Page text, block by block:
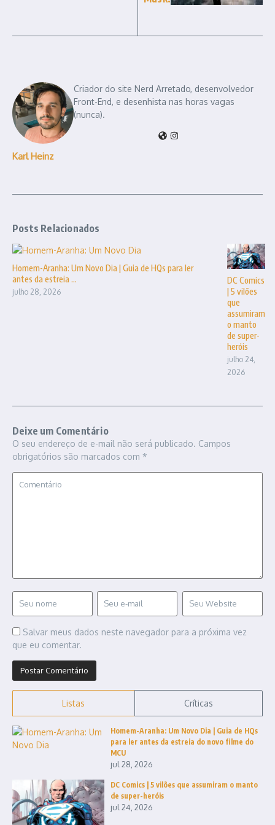
Karl Heinz
Criador do site Nerd Arretado, desenvolvedor
Front-End, e desenhista nas horas vagas
(nunca).
Posts Relacionados
Homem-Aranha: Um Novo Dia | Guia de HQs para ler
antes da estreia ...
julho 28, 2026
DC Comics
| 5 vilões
que
assumiram
o manto
de super-
heróis
julho 24,
2026
Deixe um Comentário
O seu endereço de e-mail não será publicado. Campos
obrigatórios são marcados com *
Salvar meus dados neste navegador para a próxima vez
que eu comentar.
Listas Críticas
Homem-Aranha: Um Novo Dia | Guia de HQs
para ler antes da estreia do novo filme do
MCU
jul 28, 2026
DC Comics | 5 vilões que assumiram o manto
de super-heróis
jul 24, 2026